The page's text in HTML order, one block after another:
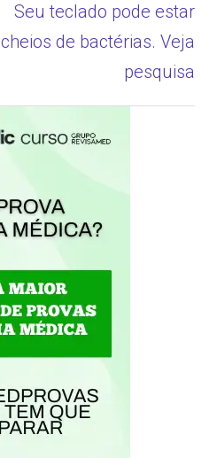
Seu teclado pode estar
cheios de bactérias. Veja
pesquisa